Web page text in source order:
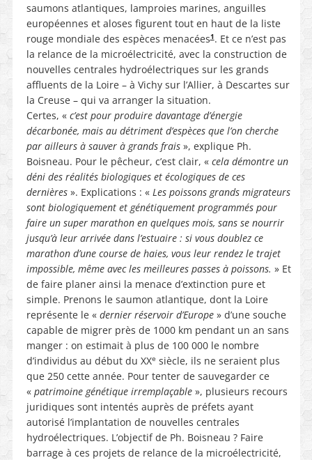
saumons atlantiques, lamproies marines, anguilles
européennes et aloses figurent tout en haut de la liste
rouge mondiale des espèces menacées1. Et ce n’est pas
la relance de la microélectricité, avec la construction de
nouvelles centrales hydroélectriques sur les grands
affluents de la Loire – à Vichy sur l’Allier, à Descartes sur
la Creuse – qui va arranger la situation.
Certes, « c’est pour produire davantage d’énergie
décarbonée, mais au détriment d’espèces que l’on cherche
par ailleurs à sauver à grands frais», explique Ph.
Boisneau. Pour le pêcheur, c’est clair, « cela démontre un
déni des réalités biologiques et écologiques de ces
dernières ». Explications : « Les poissons grands migrateurs
sont biologiquement et génétiquement programmés pour
faire un super marathon en quelques mois, sans se nourrir
jusqu’à leur arrivée dans l’estuaire : si vous doublez ce
marathon d’une course de haies, vous leur rendez le trajet
impossible, même avec les meilleures passes à poissons. » Et
de faire planer ainsi la menace d’extinction pure et
simple. Prenons le saumon atlantique, dont la Loire
représente le « dernier réservoir d’Europe » d’une souche
capable de migrer près de 1000 km pendant un an sans
manger : on estimait à plus de 100 000 le nombre
d’individus au début du XXe siècle, ils ne seraient plus
que 250 cette année. Pour tenter de sauvegarder ce
« patrimoine génétique irremplaçable», plusieurs recours
juridiques sont intentés auprès de préfets ayant
autorisé l’implantation de nouvelles centrales
hydroélectriques. L’objectif de Ph. Boisneau ? Faire
barrage à ces projets de relance de la microélectricité,